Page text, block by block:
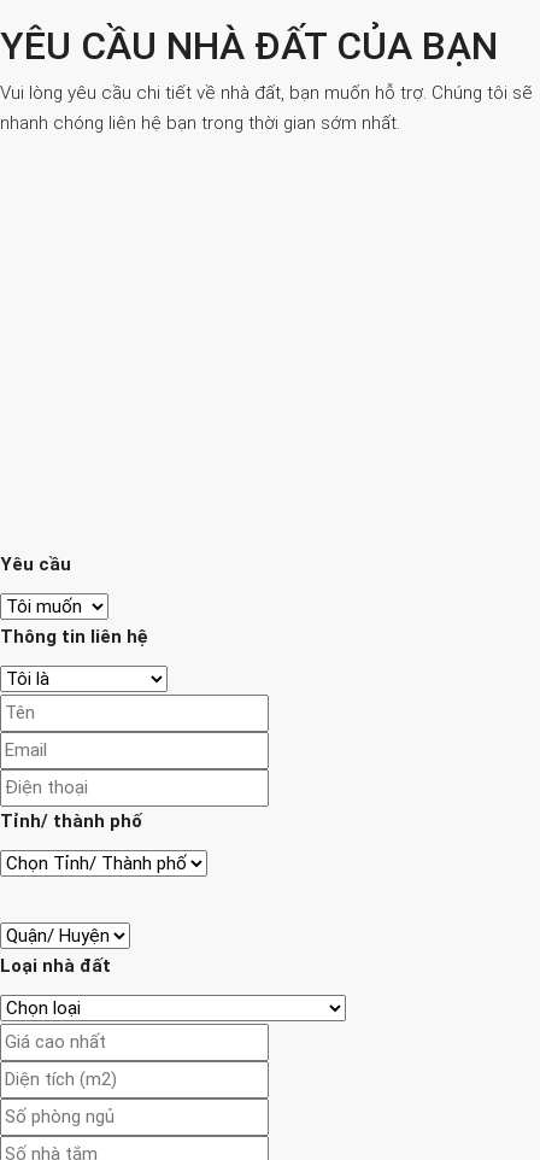
YÊU CẦU NHÀ ĐẤT CỦA BẠN
Vui lòng yêu cầu chi tiết về nhà đất, bạn muốn hỗ trợ. Chúng tôi sẽ
nhanh chóng liên hệ bạn trong thời gian sớm nhất.
Yêu cầu
Thông tin liên hệ
Tỉnh/ thành phố
Loại nhà đất